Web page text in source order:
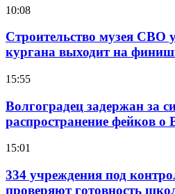
10:08
Строительство музея СВО
кургана выходит на
15:55
Волгоградец задержан за
распространение фейков
15:01
334 учреждения под
проверяют готовность